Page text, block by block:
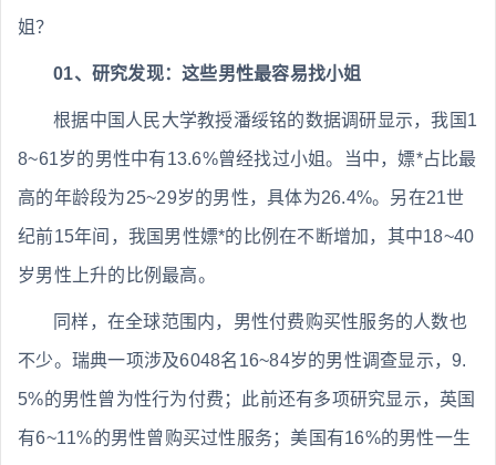
姐？
01、研究发现：这些男性最容易找小姐
根据中国人民大学教授潘绥铭的数据调研显示，我国1
8~61岁的男性中有13.6%曾经找过小姐。当中，嫖*占比最
高的年龄段为25~29岁的男性，具体为26.4%。另在21世
纪前15年间，我国男性嫖*的比例在不断增加，其中18~40
岁男性上升的比例最高。
同样，在全球范围内，男性付费购买性服务的人数也
不少。瑞典一项涉及6048名16~84岁的男性调查显示，9.
5%的男性曾为性行为付费；此前还有多项研究显示，英国
有6~11%的男性曾购买过性服务；美国有16%的男性一生